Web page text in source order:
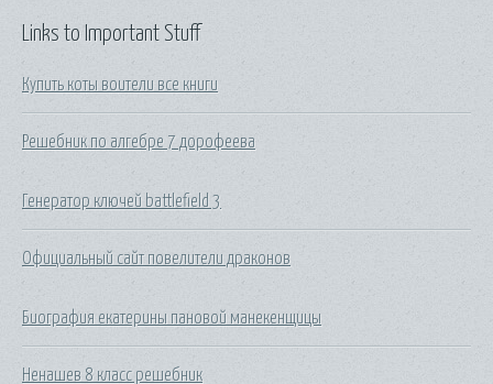
Links to Important Stuff
Купить коты воители все книги
Решебник по алгебре 7 дорофеева
Генератор ключей battlefield 3
Официальный сайт повелители драконов
Биография екатерины пановой манекенщицы
Ненашев 8 класс решебник